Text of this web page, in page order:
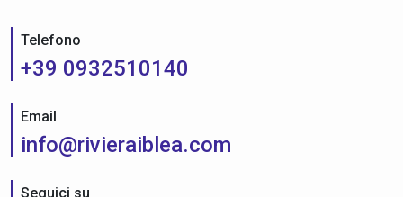
Telefono
+39 0932510140
Email
info@rivieraiblea.com
Seguici su